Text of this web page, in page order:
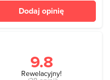
Dodaj opinię
9.8
Rewelacyjny!